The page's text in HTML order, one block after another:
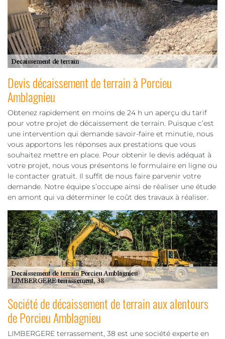
Devis décaissement de terrain à Porcieu
Amblagnieu
Obtenez rapidement en moins de 24 h un aperçu du tarif
pour votre projet de décaissement de terrain. Puisque c’est
une intervention qui demande savoir-faire et minutie, nous
vous apportons les réponses aux prestations que vous
souhaitez mettre en place. Pour obtenir le devis adéquat à
votre projet, nous vous présentons le formulaire en ligne ou
le contacter gratuit. Il suffit de nous faire parvenir votre
demande. Notre équipe s’occupe ainsi de réaliser une étude
en amont qui va déterminer le coût des travaux à réaliser.
Société de décaissement de terrain aux alentours
de Porcieu Amblagnieu
LIMBERGERE terrassement, 38 est une société experte en